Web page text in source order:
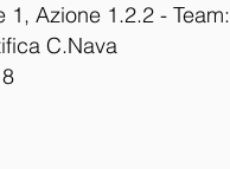
1, Azione 1.2.2 - Team:
C.Nava